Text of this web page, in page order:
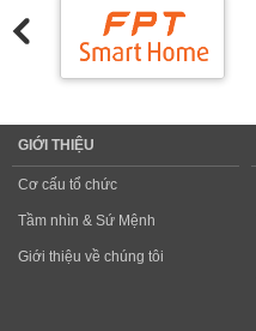
GIỚI THIỆU
Cơ cấu tổ chức
Tầm nhìn & Sứ Mệnh
Giới thiệu về chúng tôi